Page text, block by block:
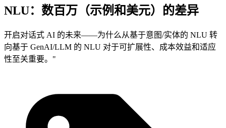
NLU：数百万（示例和美元）的差异
开启对话式 AI 的未来——为什么从基于意图/实体的 NLU 转
向基于 GenAI/LLM 的 NLU 对于可扩展性、成本效益和适应
性至关重要。"